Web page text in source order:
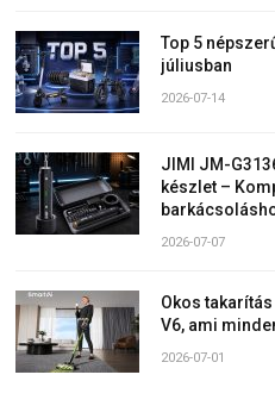
Top 5
júliusban
2026-07-14
JIMI JM-
készlet –
2026-07-07
Okos
V6, ami
2026-07-01